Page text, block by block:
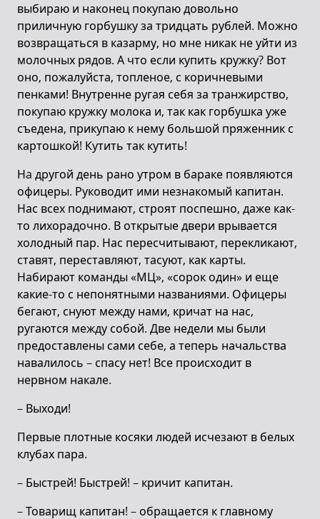
выбираю и наконец покупаю довольно
приличную горбушку за тридцать рублей. Можно
возвращаться в казарму, но мне никак не уйти из
молочных рядов. А что если купить кружку? Вот
оно, пожалуйста, топленое, с коричневыми
пенками! Внутренне ругая себя за транжирство,
покупаю кружку молока и, так как горбушка уже
съедена, прикупаю к нему большой пряженник с
картошкой! Кутить так кутить!
Нa другой день рано утром в бараке появляются
офицеры. Руководит ими незнакомый капитан.
Нас всех поднимают, строят поспешно, даже как-
то лихорадочно. В открытые двери врывается
холодный пар. Нас пересчитывают, перекликают,
ставят, переставляют, тасуют, как карты.
Набирают команды «МЦ», «сорок один» и еще
какие-то с непонятными названиями. Офицеры
бегают, снуют между нами, кричат на нас,
ругаются между собой. Две недели мы были
предоставлены сами себе, а теперь начальства
навалилось – спасу нет! Все происходит в
нервном накале.
– Выходи!
Первые плотные косяки людей исчезают в белых
клубах пара.
– Быстрей! Быстрей! – кричит капитан.
– Товарищ капитан! – обращается к главному